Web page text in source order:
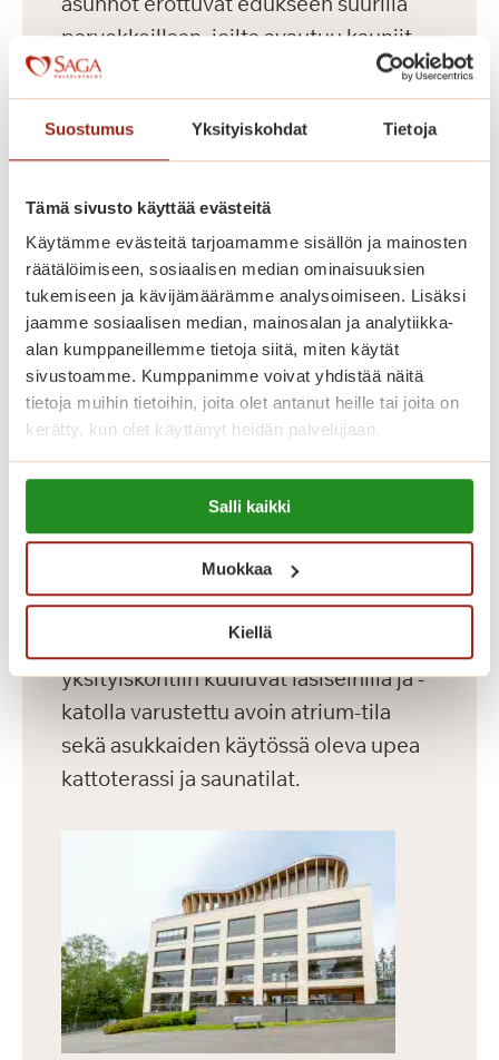
Suostumus Yksityiskohdat Tietoja
Tämä sivusto käyttää evästeitä
Käytämme evästeitä tarjoamamme sisällön ja mainosten
räätälöimiseen, sosiaalisen median ominaisuuksien
tukemiseen ja kävijämäärämme analysoimiseen. Lisäksi
jaamme sosiaalisen median, mainosalan ja analytiikka-
alan kumppaneillemme tietoja siitä, miten käytät
sivustoamme. Kumppanimme voivat yhdistää näitä
tietoja muihin tietoihin, joita olet antanut heille tai joita on
kerätty, kun olet käyttänyt heidän palvelujaan.
Lue lisää evästeistä:
https://sagacare.fi/evasteet/
Salli kaikki
Muokkaa
Kiellä
parvekkeillaan, joilta avautuu kauniit
näkymät Koneenpuistoon. Lisäksi
talossa on muun muassa jalkahoitajan
tilat, saunaosasto ja pyykkitupa.
Dosentinlinna
Dosentinlinna on vuonna 2016
valmistunut laajennusosa.
Dosentinlinnassa on 71 modernia
asuntoa, joiden koko vaihtelee 30-60
m² välillä. Rakennuksen vaikuttaviin
yksityiskohtiin kuuluvat lasiseinillä ja -
katolla varustettu avoin atrium-tila
sekä asukkaiden käytössä oleva upea
kattoterassi ja saunatilat.